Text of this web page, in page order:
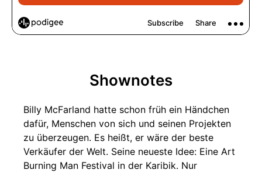
Shownotes
Billy McFarland hatte schon früh ein Händchen
dafür, Menschen von sich und seinen Projekten
zu überzeugen. Es heißt, er wäre der beste
Verkäufer der Welt. Seine neueste Idee: Eine Art
Burning Man Festival in der Karibik. Nur